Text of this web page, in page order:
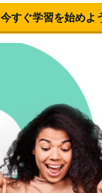
今すぐ学習を始めよ